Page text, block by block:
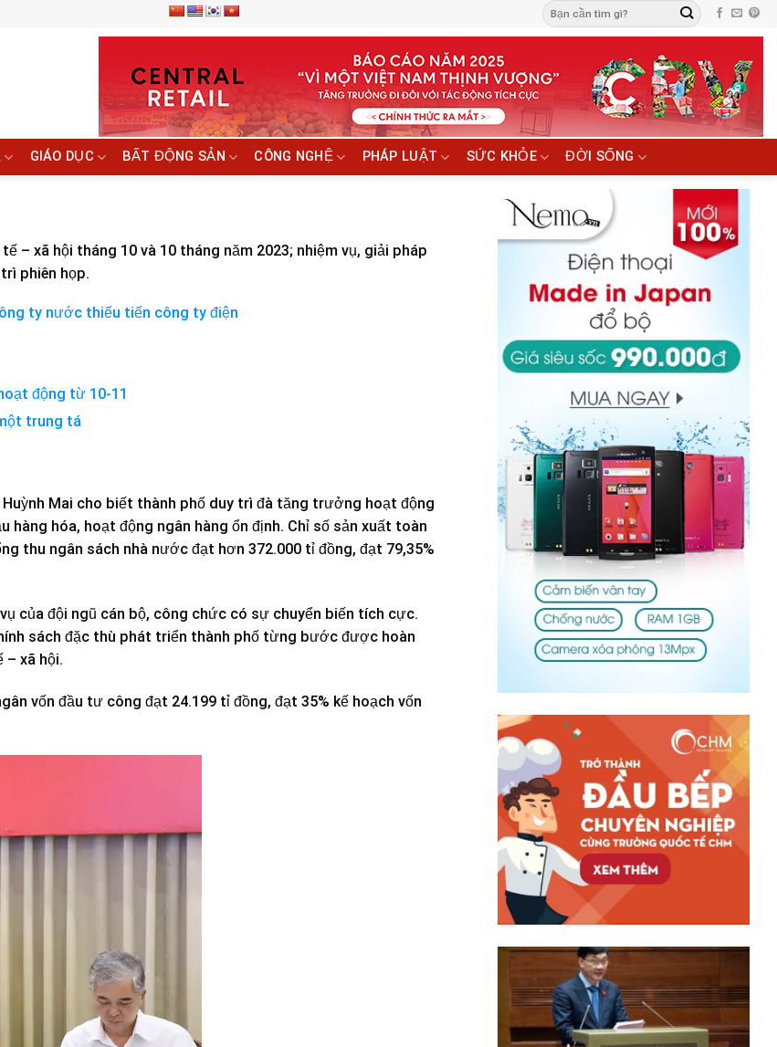
GIÁO DỤC BẤT ĐỘNG SẢN CÔNG NGHỆ PHÁP LUẬT SỨC KHỎE ĐỜI SỐNG
– xã hội tháng 10 và 10 tháng năm 2023; nhiệm vụ, giải pháp
phiên họp.
ty nước thiếu tiến công ty điện
động từ 10-11
trung tá
Mai cho biết thành phố duy trì đà tăng trưởng hoạt động
hóa, hoạt động ngân hàng ổn định. Chỉ số sản xuất toàn
thu ngân sách nhà nước đạt hơn 372.000 tỉ đồng, đạt 79,35%
của đội ngũ cán bộ, công chức có sự chuyển biến tích cực.
sách đặc thù phát triển thành phố từng bước được hoàn
xã hội.
vốn đầu tư công đạt 24.199 tỉ đồng, đạt 35% kế hoạch vốn